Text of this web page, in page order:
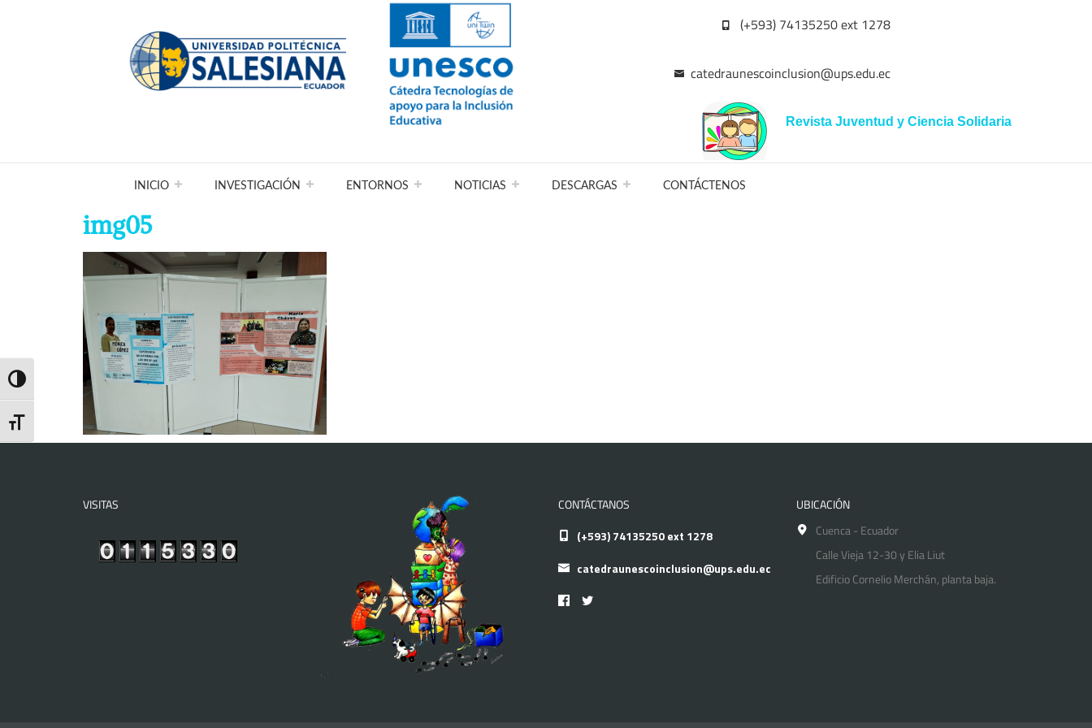
Toggle High Contrast
Toggle Font size
(+593) 74135250 ext 1278
catedraunescoinclusion@ups.edu.ec
Revista Juventud y Ciencia Solidaria
INICIO INVESTIGACIÓN ENTORNOS NOTICIAS DESCARGAS CONTÁCTENOS
img05
VISITAS
CONTÁCTANOS
(+593) 74135250 ext 1278
catedraunescoinclusion@ups.edu.ec
UBICACIÓN
Cuenca - Ecuador
Calle Vieja 12-30 y Elia Liut
Edificio Cornelio Merchán, planta baja.